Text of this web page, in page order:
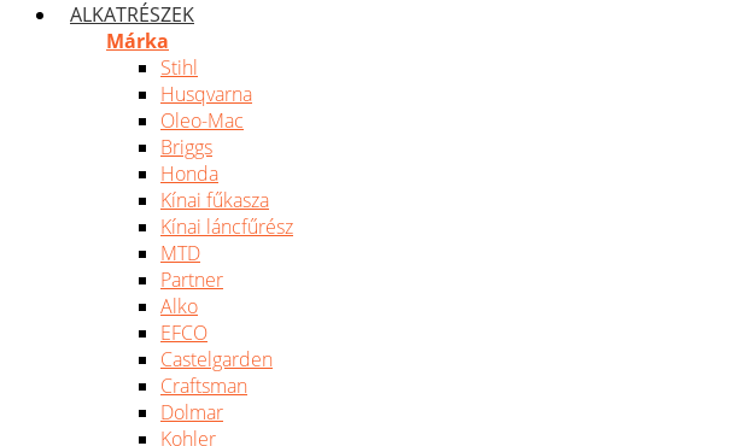
ALKATRÉSZEK
Márka
Stihl
Husqvarna
Oleo-Mac
Briggs
Honda
Kínai fűkasza
Kínai láncfűrész
MTD
Partner
Alko
EFCO
Castelgarden
Craftsman
Dolmar
Kohler